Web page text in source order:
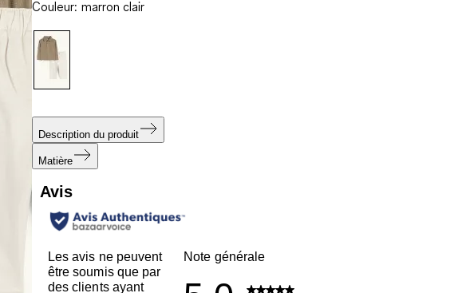
7
Couleur: marron clair
Description du produit
Matière
Avis
Les avis ne peuvent
être soumis que par
des clients ayant
Note générale